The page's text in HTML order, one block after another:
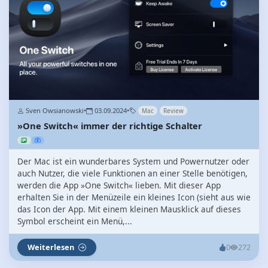
Sven Owsianowski• 03.09.2024• Mac Review
»One Switch« immer der richtige Schalter
Der Mac ist ein wunderbares System und Powernutzer oder
auch Nutzer, die viele Funktionen an einer Stelle benötigen,
werden die App »One Switch« lieben. Mit dieser App
erhalten Sie in der Menüzeile ein kleines Icon (sieht aus wie
das Icon der App. Mit einem kleinen Mausklick auf dieses
Symbol erscheint ein Menü,...
Weiterlesen 0 272